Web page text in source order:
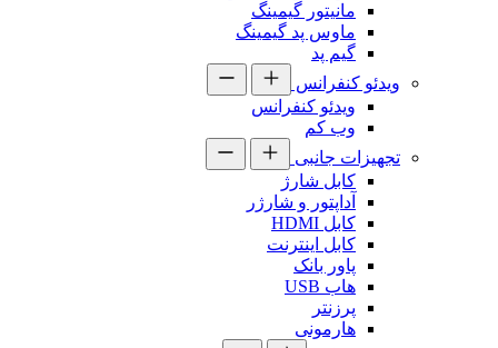
مانیتور گیمینگ
ماوس پد گیمینگ
گیم پد
ویدئو کنفرانس
ویدئو کنفرانس
وب کم
تجهیزات جانبی
کابل شارژ
آداپتور و شارژر
کابل HDMI
کابل اینترنت
پاور بانک
هاب USB
پرزنتر
هارمونی